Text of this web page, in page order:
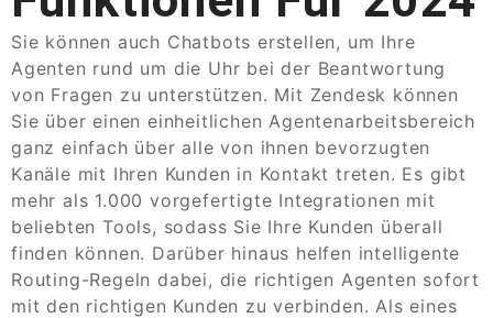
Sie können auch Chatbots erstellen, um Ihre
Agenten rund um die Uhr bei der Beantwortung
von Fragen zu unterstützen. Mit Zendesk können
Sie über einen einheitlichen Agentenarbeitsbereich
ganz einfach über alle von ihnen bevorzugten
Kanäle mit Ihren Kunden in Kontakt treten. Es gibt
mehr als 1.000 vorgefertigte Integrationen mit
beliebten Tools, sodass Sie Ihre Kunden überall
finden können. Darüber hinaus helfen intelligente
Routing-Regeln dabei, die richtigen Agenten sofort
mit den richtigen Kunden zu verbinden. Als eines